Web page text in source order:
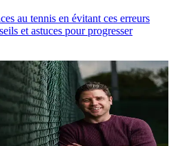
au tennis en évitant ces erreurs
et astuces pour progresser